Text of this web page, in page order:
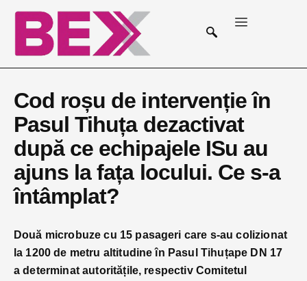
Cod roșu de intervenție în
Pasul Tihuța dezactivat
după ce echipajele ISu au
ajuns la fața locului. Ce s-a
întâmplat?
Două microbuze cu 15 pasageri care s-au colizionat
la 1200 de metru altitudine în Pasul Tihuțape DN 17
a determinat autoritățile, respectiv Comitetul